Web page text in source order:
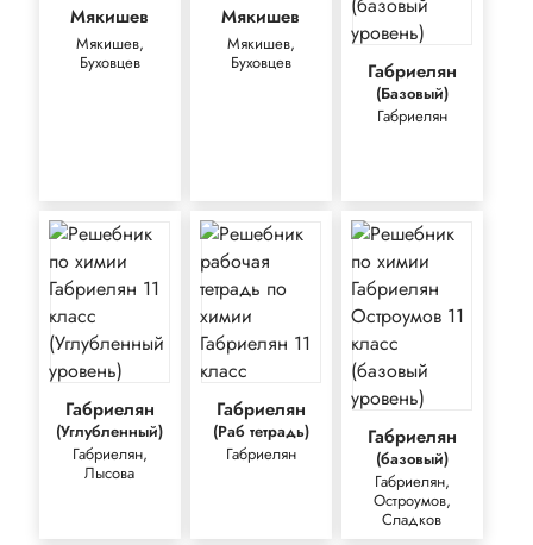
Мякишев
Мякишев,
Буховцев
Мякишев
Мякишев,
Буховцев
Габриелян
(Базовый)
Габриелян
Габриелян
(Углубленный)
Габриелян,
Лысова
Габриелян
(Раб тетрадь)
Габриелян
Габриелян
(базовый)
Габриелян,
Остроумов,
Сладков